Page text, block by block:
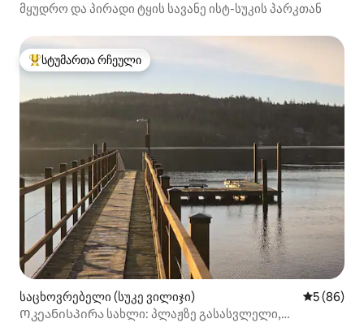
მყუდრო და პირადი ტყის სავანე ისტ-სუკის პარკთან
სტუმართა რჩეული მოწინავე ვარიანტი
სტუმართა რჩეული
საცხოვრებელი (სუკე ვილიჯი) საშუალო
5 (86)
Ოკეანისპირა სახლი: პლაჟზე გასასვლელი,